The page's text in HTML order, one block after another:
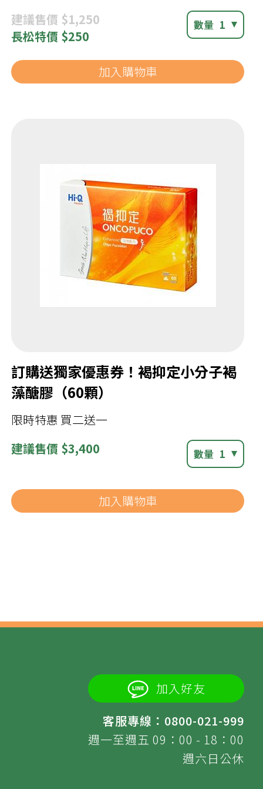
建議售價 $1,250
長松特價 $250
數量 1
加入購物車
訂購送獨家優惠券！褐抑定小分子褐
藻醣膠（60顆）
限時特惠 買二送一
建議售價 $3,400 數量 1
加入購物車
加入好友
客服專線：0800-021-999
週一至週五 09：00 - 18：00
週六日公休